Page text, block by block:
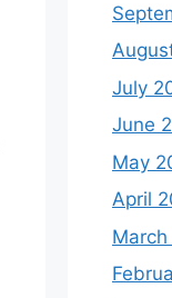
July
June
May
April